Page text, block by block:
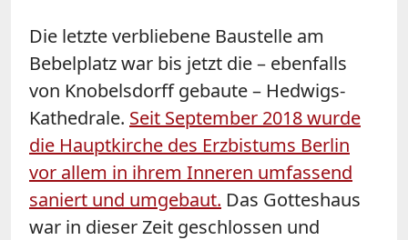
Die letzte verbliebene Baustelle am
Bebelplatz war bis jetzt die – ebenfalls
von Knobelsdorff gebaute – Hedwigs-
Kathedrale. Seit September 2018 wurde
die Hauptkirche des Erzbistums Berlin
vor allem in ihrem Inneren umfassend
saniert und umgebaut. Das Gotteshaus
war in dieser Zeit geschlossen und